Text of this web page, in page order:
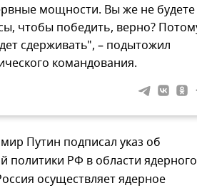
мощности. Вы же не будете
чтобы победить, верно?
сдерживать", – подытожил
командования.
Путин подписал указ об
политики РФ в области ядерного
осуществляет ядерное